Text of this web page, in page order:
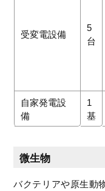
受変電設備
5
台
自家発電設
備
1
基
微生物
バクテリアや原生動